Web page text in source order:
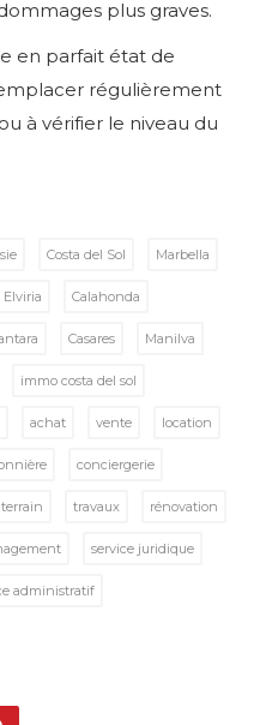
plus graves.
en parfait état de
régulièrement
à vérifier le niveau du
Costa del Sol Marbella
Elviria Calahonda
Casares Manilva
immo costa del sol
achat vente location
conciergerie
terrain travaux rénovation
service juridique
administratif